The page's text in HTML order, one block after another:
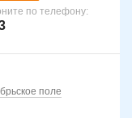
по телефону:
поле